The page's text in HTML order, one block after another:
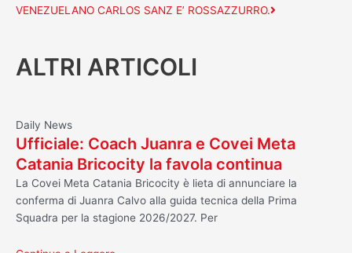
VENEZUELANO CARLOS SANZ E’ ROSSAZZURRO.
ALTRI ARTICOLI
Daily News
Ufficiale: Coach Juanra e Covei Meta
Catania Bricocity la favola continua
La Covei Meta Catania Bricocity è lieta di annunciare la
conferma di Juanra Calvo alla guida tecnica della Prima
Squadra per la stagione 2026/2027. Per